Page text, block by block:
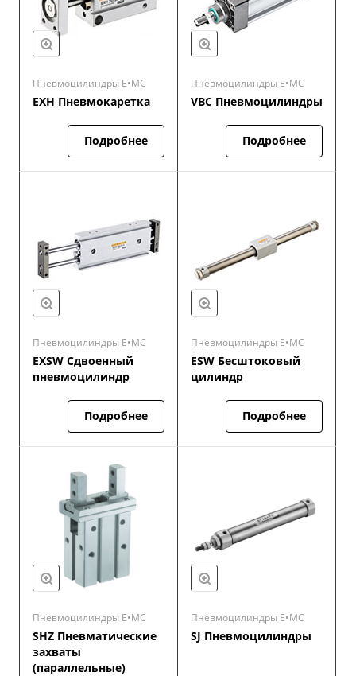
Пневмоцилиндры E•MC
EXH Пневмокаретка
Подробнее
Пневмоцилиндры E•MC
VBC Пневмоцилиндры
Подробнее
Пневмоцилиндры E•MC
EXSW Сдвоенный
пневмоцилиндр
Подробнее
Пневмоцилиндры E•MC
ESW Бесштоковый
цилиндр
Подробнее
Пневмоцилиндры E•MC
SHZ Пневматические
захваты
(параллельные)
Пневмоцилиндры E•MC
SJ Пневмоцилиндры